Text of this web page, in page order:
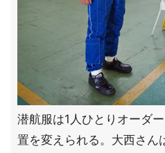
潜航服は1人ひとりオーダ
置を変えられる。大西さん